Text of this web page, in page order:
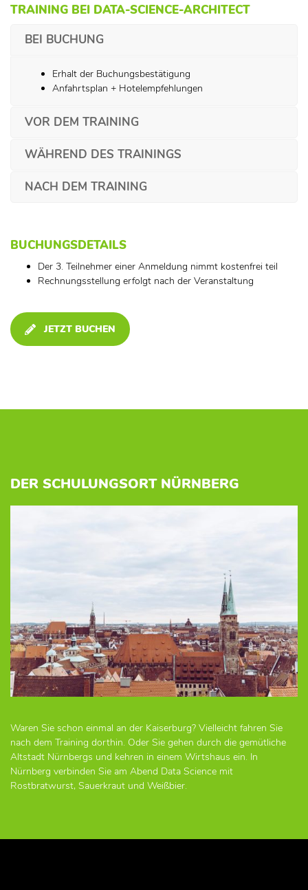
TRAINING BEI DATA-SCIENCE-ARCHITECT
BEI BUCHUNG
Erhalt der Buchungsbestätigung
Anfahrtsplan + Hotelempfehlungen
VOR DEM TRAINING
WÄHREND DES TRAININGS
NACH DEM TRAINING
BUCHUNGSDETAILS
Der 3. Teilnehmer einer Anmeldung nimmt kostenfrei teil
Rechnungsstellung erfolgt nach der Veranstaltung
JETZT BUCHEN
DER SCHULUNGSORT NÜRNBERG
Waren Sie schon einmal an der Kaiserburg? Vielleicht fahren Sie
nach dem Training dorthin. Oder Sie gehen durch die gemütliche
Altstadt Nürnbergs und kehren in einem Wirtshaus ein. In
Nürnberg verbinden Sie am Abend Data Science mit
Rostbratwurst, Sauerkraut und Weißbier.